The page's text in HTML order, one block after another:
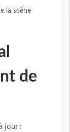
la scène
de
jour :